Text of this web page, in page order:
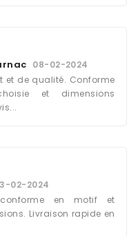
08-02-2024
et de qualité. Conforme
et dimensions
02-2024
conforme en motif et
Livraison rapide en